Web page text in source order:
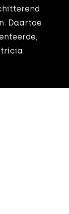
Daartoe